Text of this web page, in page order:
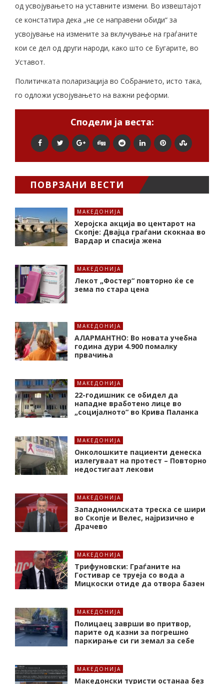
од усвојувањето на уставните измени. Во извештајот
се констатира дека „не се направени обиди“ за
усвојување на измените за вклучување на граѓаните
кои се дел од други народи, како што се Бугарите, во
Уставот.
Политичката поларизација во Собранието, исто така,
го одложи усвојувањето на важни реформи.
Сподели ја веста:
ПОВРЗАНИ ВЕСТИ
МАКЕДОНИЈА
Херојска акција во центарот на
Скопје: Двајца граѓани скокнаа во
Вардар и спасија жена
МАКЕДОНИЈА
Лекот „Фостер“ повторно ќе се
зема по стара цена
МАКЕДОНИЈА
АЛАРМАНТНО: Во новата учебна
година дури 4.900 помалку
првачиња
МАКЕДОНИЈА
22-годишник се обидел да
нападне вработено лице во
„социјалното“ во Крива Паланка
МАКЕДОНИЈА
Онколошките пациенти денеска
излегуваат на протест – Повторно
недостигаат лекови
МАКЕДОНИЈА
Западнонилската треска се шири
во Скопје и Велес, најризично е
Драчево
МАКЕДОНИЈА
Трифуновски: Граѓаните на
Гостивар се труеја со вода а
Мицкоски отиде да отвора базен
МАКЕДОНИЈА
Полицаец заврши во притвор,
парите од казни за погрешно
паркирање си ги земал за себе
МАКЕДОНИЈА
Македонски туристи останаа без